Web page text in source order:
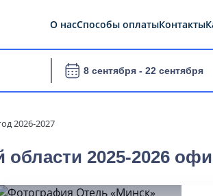
О насСпособы оплатыКонтакты
8 сентября - 22 сентября
2026-2027
2025-2026